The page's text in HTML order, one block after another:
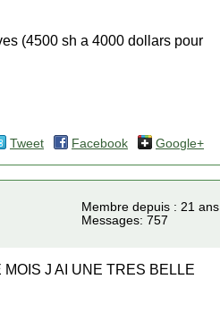
(4500 sh a 4000 dollars pour
Tweet Facebook Google+
Membre depuis : 21 ans
Messages: 757
J AI UNE TRES BELLE